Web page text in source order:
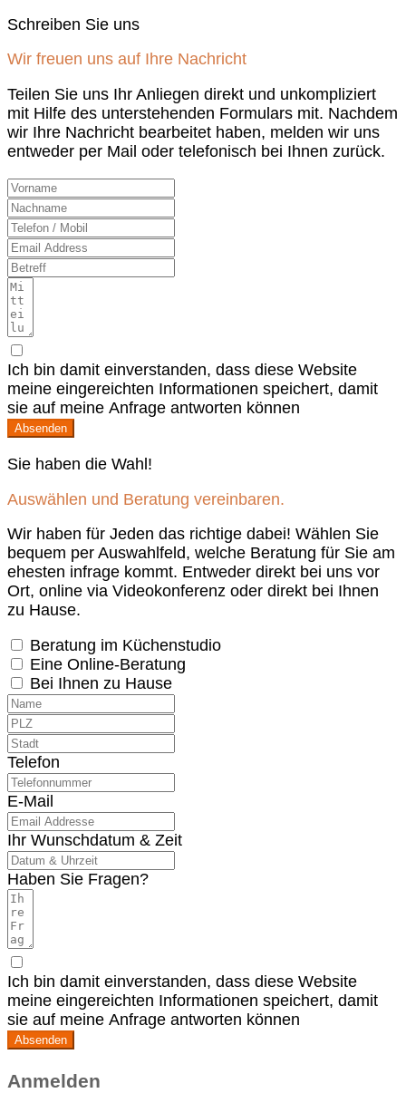
Schreiben Sie uns
Wir freuen uns auf Ihre Nachricht
Teilen Sie uns Ihr Anliegen direkt und unkompliziert
mit Hilfe des unterstehenden Formulars mit. Nachdem
wir Ihre Nachricht bearbeitet haben, melden wir uns
entweder per Mail oder telefonisch bei Ihnen zurück.
Ich bin damit einverstanden, dass diese Website
meine eingereichten Informationen speichert, damit
sie auf meine Anfrage antworten können
Absenden
Sie haben die Wahl!
Auswählen und Beratung vereinbaren.
Wir haben für Jeden das richtige dabei! Wählen Sie
bequem per Auswahlfeld, welche Beratung für Sie am
ehesten infrage kommt. Entweder direkt bei uns vor
Ort, online via Videokonferenz oder direkt bei Ihnen
zu Hause.
Beratung im Küchenstudio
Eine Online-Beratung
Bei Ihnen zu Hause
Telefon
E-Mail
Ihr Wunschdatum & Zeit
Haben Sie Fragen?
Ich bin damit einverstanden, dass diese Website
meine eingereichten Informationen speichert, damit
sie auf meine Anfrage antworten können
Absenden
Anmelden